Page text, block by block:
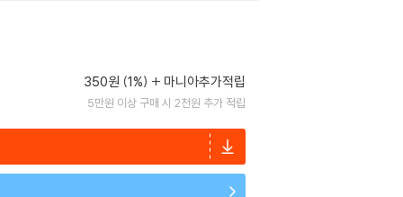
350원 (1%) 마니아추가적립
5만원 이상 구매 시 2천원 추가 적립